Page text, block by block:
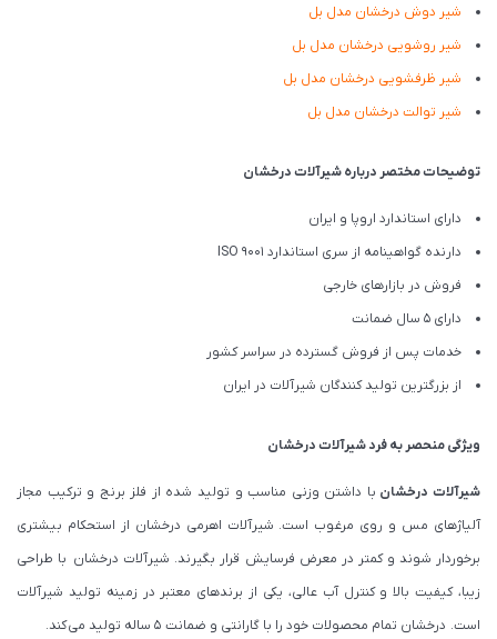
شیر دوش درخشان مدل بل
شیر روشویی درخشان مدل بل
شیر ظرفشویی درخشان مدل بل
شیر توالت درخشان مدل بل
توضیحات مختصر درباره شیرآلات درخشان
دارای استاندارد اروپا و ایران
دارنده گواهینامه از سری استاندارد ISO 9001
فروش در بازارهای خارجی
دارای 5 سال ضمانت
خدمات پس از فروش گسترده در سراسر کشور
از بزرگترین تولید کنندگان شیرآلات در ایران
ویژگی منحصر به فرد شیرآلات درخشان
شیرآلات درخشان با داشتن وزنی مناسب و تولید شده از فلز برنج و ترکیب مجاز
آلیاژهای مس و روی مرغوب است. شیرآلات اهرمی درخشان از استحکام بیشتری
برخوردار شوند و کمتر در معرض فرسایش قرار بگیرند. شیرآلات درخشان با طراحی
زیبا، کیفیت بالا و کنترل آب عالی، یکی از برندهای معتبر در زمینه تولید شیرآلات
است. درخشان تمام محصولات خود را با گارانتی و ضمانت 5 ساله تولید می کند.